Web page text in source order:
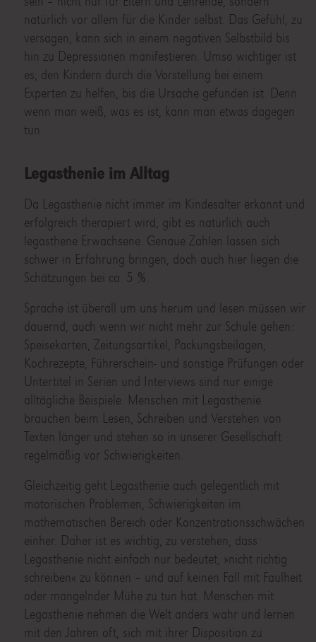
natürlich vor allem für die Kinder selbst. Das Gefühl, zu
versagen, kann sich in einem negativen Selbstbild bis
hin zu Depressionen manifestieren. Umso wichtiger ist
es, den Kindern durch die Vorstellung bei einem
Experten zu helfen, bis die Ursache gefunden ist. Denn
wenn man weiß, was es ist, kann man etwas dagegen
tun.
Legasthenie im Alltag
Da Legasthenie nicht immer im Kindesalter erkannt und
erfolgreich therapiert wird, gibt es natürlich auch
legasthene Erwachsene. Genaue Zahlen lassen sich
schwer in Erfahrung bringen, doch auch hier liegen die
Schätzungen bei ca. 5 %.
Sprache ist überall um uns herum und lesen müssen wir
dauernd, auch wenn wir nicht mehr zur Schule gehen:
Speisekarten, Zeitungsartikel, Packungsbeilagen,
Kochrezepte, Führerschein- und sonstige Prüfungen oder
Untertitel in Serien und Interviews sind nur einige
alltägliche Beispiele. Menschen mit Legasthenie
brauchen beim Lesen, Schreiben und Verstehen von
Texten länger und stehen so in unserer Gesellschaft
regelmäßig vor Schwierigkeiten.
Gleichzeitig geht Legasthenie auch gelegentlich mit
motorischen Problemen, Schwierigkeiten im
mathematischen Bereich oder Konzentrationsschwächen
einher. Daher ist es wichtig, zu verstehen, dass
Legasthenie nicht einfach nur bedeutet, »nicht richtig
schreiben« zu können – und auf keinen Fall mit Faulheit
oder mangelnder Mühe zu tun hat. Menschen mit
Legasthenie nehmen die Welt anders wahr und lernen
mit den Jahren oft, sich mit ihrer Disposition zu